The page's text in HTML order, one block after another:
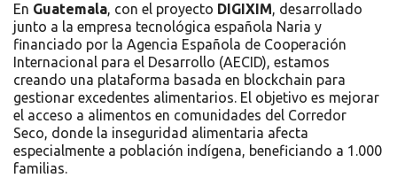
En Guatemala, con el proyecto DIGIXIM, desarrollado
junto a la empresa tecnológica española Naria y
financiado por la Agencia Española de Cooperación
Internacional para el Desarrollo (AECID), estamos
creando una plataforma basada en blockchain para
gestionar excedentes alimentarios. El objetivo es mejorar
el acceso a alimentos en comunidades del Corredor
Seco, donde la inseguridad alimentaria afecta
especialmente a población indígena, beneficiando a 1.000
familias.